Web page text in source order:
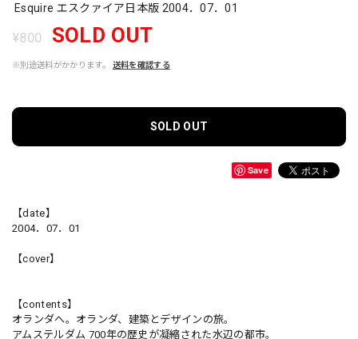
Esquire エスクァイア日本版 2004．07．01
¥800 SOLD OUT
※別途送料がかかります。 送料を確認する
SOLD OUT
Save
【date】
2004．07．01
【cover】
【contents】
オランダへ。オランダ、建築とデザインの旅。
アムステルダム 700年の歴史が凝縮された水辺の都市。